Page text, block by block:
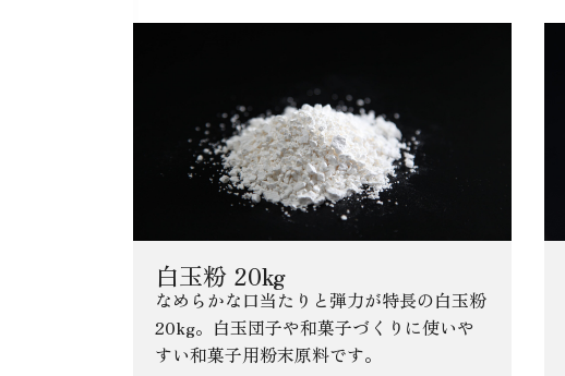
白玉粉 20kg
なめらかな口当たりと弾力が特長の白玉粉
20kg。白玉団子や和菓子づくりに使いや
すい和菓子用粉末原料です。